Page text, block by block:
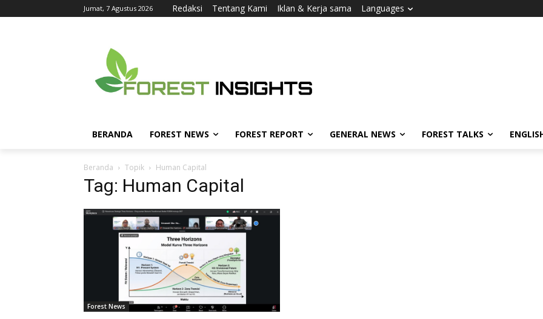
Jumat, 7 Agustus 2026 Redaksi Tentang Kami Iklan & Kerja sama Languages
BERANDA FOREST NEWS FOREST REPORT GENERAL NEWS FOREST TALKS
Beranda Topik Human Capital
Tag: Human Capital
Forest News